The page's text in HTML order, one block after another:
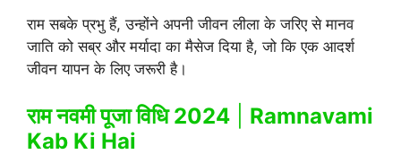
राम सबके प्रभु हैं, उन्होंने अपनी जीवन लीला के जरिए से मानव
जाति को सब्र और मर्यादा का मैसेज दिया है, जो कि एक आदर्श
जीवन यापन के लिए जरूरी है।
राम नवमी पूजा विधि 2024
Ramnavami
Kab Ki Hai